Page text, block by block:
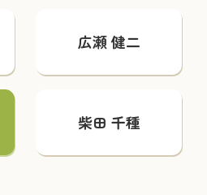
広瀬 健二
柴田 千種